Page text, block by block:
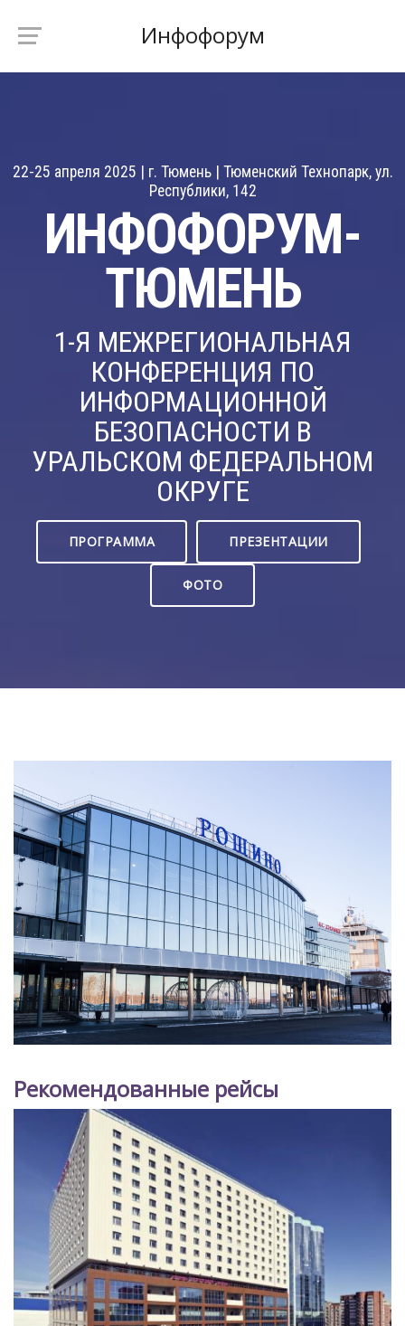
Инфофорум
22-25 апреля 2025 | г. Тюмень | Тюменский Технопарк, ул.
Республики, 142
ИНФОФОРУМ-
ТЮМЕНЬ
1-Я МЕЖРЕГИОНАЛЬНАЯ
КОНФЕРЕНЦИЯ ПО
ИНФОРМАЦИОННОЙ
БЕЗОПАСНОСТИ В
УРАЛЬСКОМ ФЕДЕРАЛЬНОМ
ОКРУГЕ
ПРОГРАММА ПРЕЗЕНТАЦИИ
ФОТО
Рекомендованные рейсы